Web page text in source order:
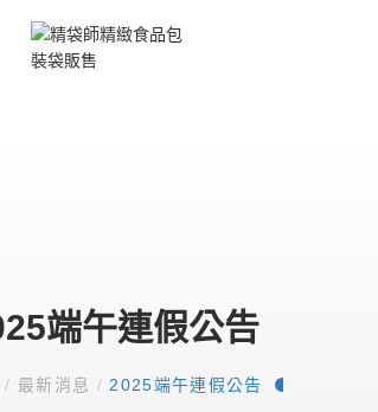
端午連假公告
/ 最新消息 / 2025端午連假公告